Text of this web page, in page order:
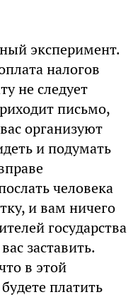
эксперимент.
налогов
не следует
письмо,
организуют
и подумать
человека
и вам ничего
государства
заставить.
в этой
платить